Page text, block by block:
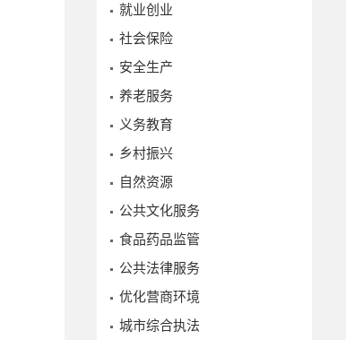
就业创业
社会保险
安全生产
养老服务
义务教育
乡村振兴
自然资源
公共文化服务
食品药品监管
公共法律服务
优化营商环境
城市综合执法